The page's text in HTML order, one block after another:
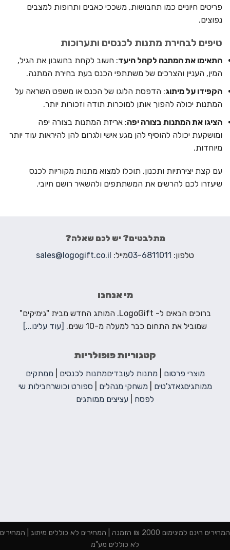
פריטים חיוניים כמו תחבושות, משככי כאבים ותרופות למצבים
נפוצים.
טיפים לבחירת מתנות לכנסים ותערוכות
התאימו את המתנה לקהל היעד: חשוב לקחת בחשבון את הגיל,
המין, העניין והצרכים של משתתפי הכנס בעת בחירת המתנה.
הקפידו על מיתוג: הדפסת הלוגו של הכנס או משפט השראה על
המתנות יכולה להפוך אותן למוכרות תודה וזכורות יותר.
הציגו את המתנות בצורה יפה: אריזת המתנות בצורה יפה
ומושקעת יכולה להוסיף להן מגע אישי ולגרום להן להיראות עוד יותר
מיוחדות.
עם קצת יצירתיות ותכנון, תוכלו למצוא מתנות מקוריות לכנס
שיעזרו לכם להרשים את המשתתפים ולהשאיר רושם חיובי.
מתלבטים? יש לכם שאלה?
טלפון: 03-6811011מייל: sales@logogift.co.il
מי אנחנו
ברוכים הבאים ל- LogoGift. המותג החדש מבית "גימיקים"
שמוביל את התחום כבר למעלה מ-10 שנים.
[עוד עלינו...]
קטגוריות פופולריות
מוצרי פרסום מתנות לעובדיםמתנות לכנסים
ממתקים
ממותגיםגאדג'טים משחקי מנהלים ספורט וכושרחבילות שי
לפסח
עציצים ממותגים
המחירים הינם למינימום 2000 ₪ הזמנה | המחירים לא כוללים מיתוג | המחירים
לא כוללים מע"מ